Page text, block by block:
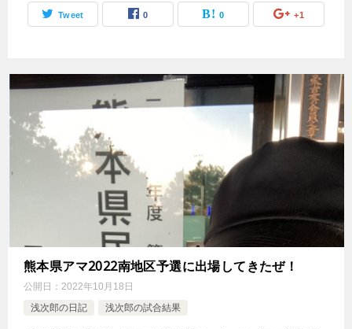
Tweet 0 0 +1
熊本県アマ2022南地区予選に出場してきたぜ！
公開日： 2022年10月18日
浅次郎の日記
浅次郎の試合結果